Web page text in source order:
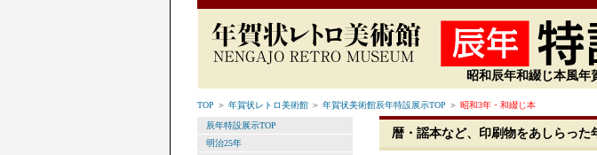
昭和辰年和綴じ本風年
TOP ＞ 年賀状レトロ美術館 ＞ 年賀状美術館辰年特設展示TOP ＞ 昭和3年・和綴じ本
暦・謡本など、印刷物をあしらった
辰年特設展示TOP
明治25年